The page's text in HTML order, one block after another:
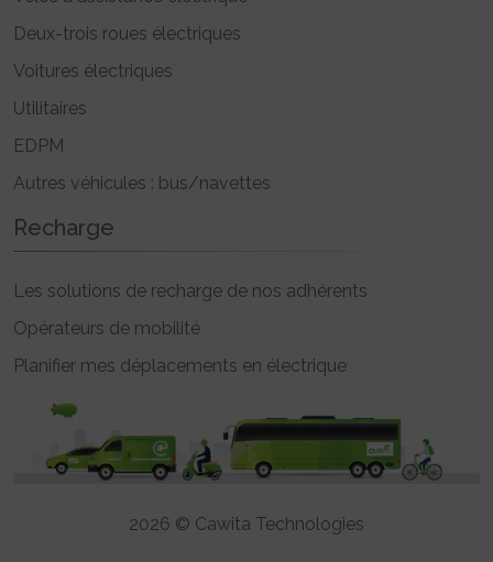
Deux-trois roues électriques
Voitures électriques
Utilitaires
EDPM
Autres véhicules : bus/navettes
Recharge
Les solutions de recharge de nos adhérents
Opérateurs de mobilité
Planifier mes déplacements en électrique
2026 © Cawita Technologies